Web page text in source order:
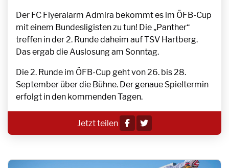
Der FC Flyeralarm Admira bekommt es im ÖFB-Cup
mit einem Bundesligisten zu tun! Die „Panther“
treffen in der 2. Runde daheim auf TSV Hartberg.
Das ergab die Auslosung am Sonntag.
Die 2. Runde im ÖFB-Cup geht von 26. bis 28.
September über die Bühne. Der genaue Spieltermin
erfolgt in den kommenden Tagen.
Jetzt teilen